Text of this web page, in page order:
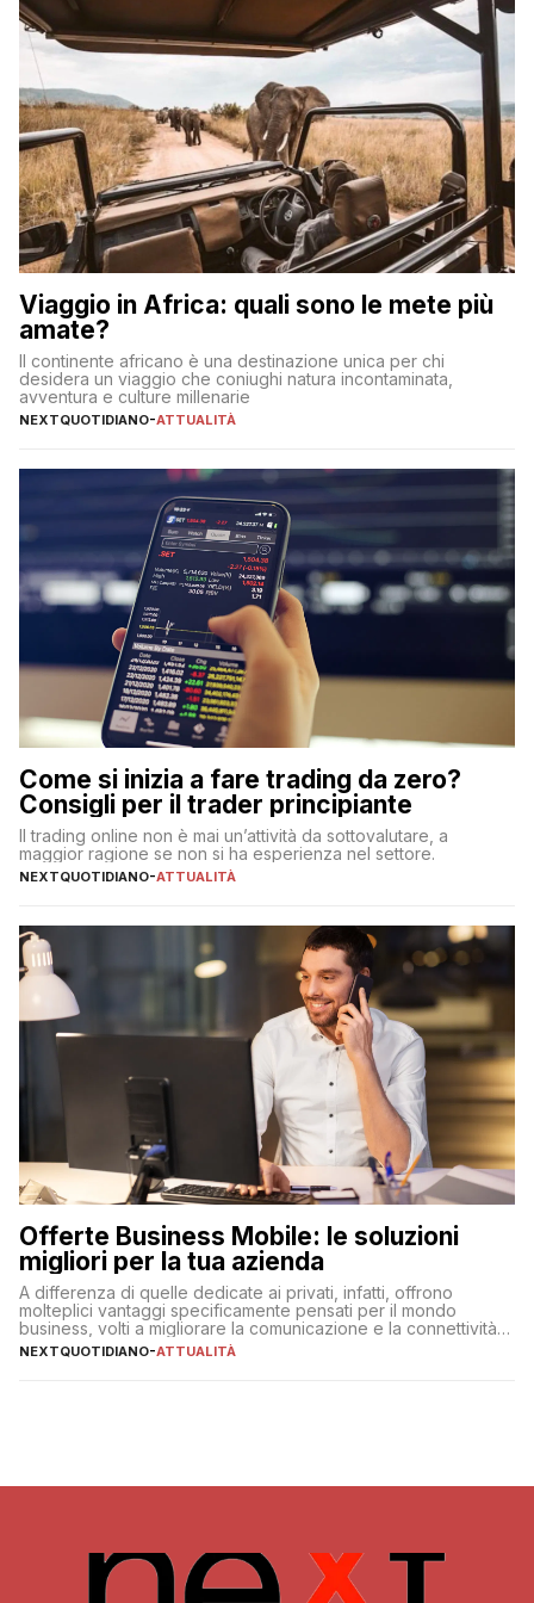
Viaggio in Africa: quali sono le mete più
amate?
Il continente africano è una destinazione unica per chi
desidera un viaggio che coniughi natura incontaminata,
avventura e culture millenarie
NEXTQUOTIDIANO-ATTUALITÀ
Come si inizia a fare trading da zero?
Consigli per il trader principiante
Il trading online non è mai un’attività da sottovalutare, a
maggior ragione se non si ha esperienza nel settore.
NEXTQUOTIDIANO-ATTUALITÀ
Offerte Business Mobile: le soluzioni
migliori per la tua azienda
A differenza di quelle dedicate ai privati, infatti, offrono
molteplici vantaggi specificamente pensati per il mondo
business, volti a migliorare la comunicazione e la connettività
degli utenti
NEXTQUOTIDIANO-ATTUALITÀ